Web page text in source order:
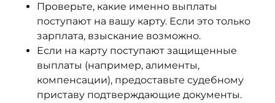
Проверьте, какие именно выплаты
поступают на вашу карту. Если это только
зарплата, взыскание возможно.
Если на карту поступают защищенные
выплаты (например, алименты,
компенсации), предоставьте судебному
приставу подтверждающие документы.